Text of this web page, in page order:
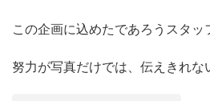
この企画に込めたであろうスタッ
努力が写真だけでは、伝えきれな